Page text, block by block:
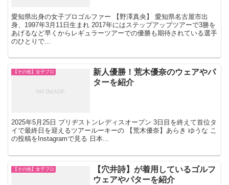
愛知県出身の女子プロゴルファー 【野澤真央】 愛知県名古屋市出
身、1997年3月11日生まれ 2017年にはステップアップツアーで3勝を
あげるなど早くからレギュラーツアーでの優勝も期待されている選手
のひとりで...
【その他】女子プロ
新人優勝！荒木優奈のウェアやパ
ターを紹介
2025年5月25日 ブリヂストンレディスオープン 3日目を終えて首位タ
イで最終日を迎えるツアールーキーの 【荒木優奈】あらき ゆうな こ
の投稿をInstagramで見る 日本...
【その他】女子プロ
【穴井詩】が着用しているゴルフ
ウェアやパターを紹介